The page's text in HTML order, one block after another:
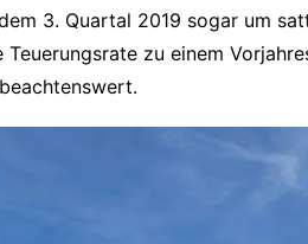
3. Quartal 2019 sogar um
Teuerungsrate zu einem